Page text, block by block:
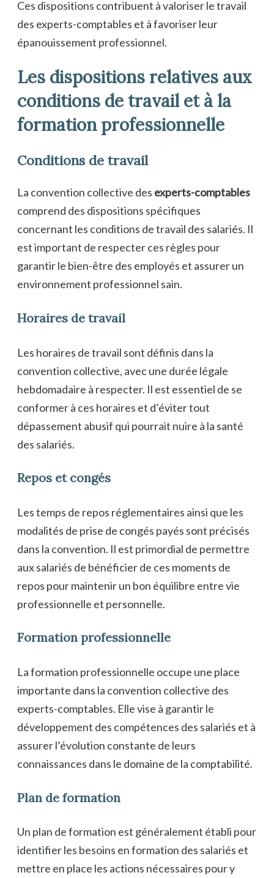
Ces dispositions contribuent à valoriser le travail
des experts-comptables et à favoriser leur
épanouissement professionnel.
Les dispositions relatives aux
conditions de travail et à la
formation professionnelle
Conditions de travail
La convention collective des experts-comptables
comprend des dispositions spécifiques
concernant les conditions de travail des salariés. Il
est important de respecter ces règles pour
garantir le bien-être des employés et assurer un
environnement professionnel sain.
Horaires de travail
Les horaires de travail sont définis dans la
convention collective, avec une durée légale
hebdomadaire à respecter. Il est essentiel de se
conformer à ces horaires et d’éviter tout
dépassement abusif qui pourrait nuire à la santé
des salariés.
Repos et congés
Les temps de repos réglementaires ainsi que les
modalités de prise de congés payés sont précisés
dans la convention. Il est primordial de permettre
aux salariés de bénéficier de ces moments de
repos pour maintenir un bon équilibre entre vie
professionnelle et personnelle.
Formation professionnelle
La formation professionnelle occupe une place
importante dans la convention collective des
experts-comptables. Elle vise à garantir le
développement des compétences des salariés et à
assurer l’évolution constante de leurs
connaissances dans le domaine de la comptabilité.
Plan de formation
Un plan de formation est généralement établi pour
identifier les besoins en formation des salariés et
mettre en place les actions nécessaires pour y